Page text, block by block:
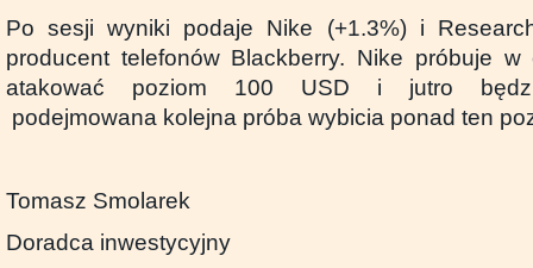
Po sesji wyniki podaje Nike (+1.3%) i
producent telefonów Blackberry. Nike próbuje w
atakować poziom 100 USD i jutro
podejmowana kolejna próba wybicia ponad ten
Tomasz Smolarek
Doradca inwestycyjny